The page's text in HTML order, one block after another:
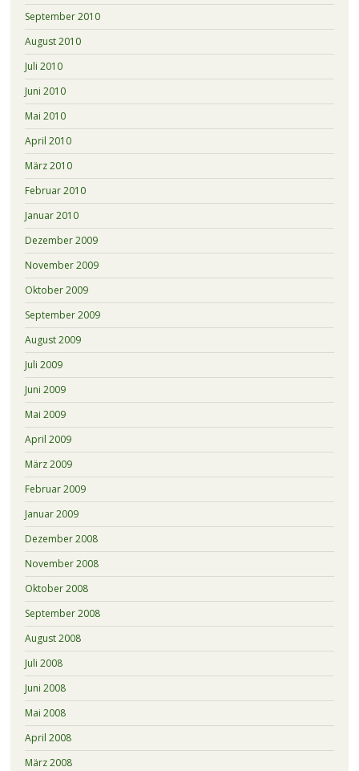
September 2010
August 2010
Juli 2010
Juni 2010
Mai 2010
April 2010
März 2010
Februar 2010
Januar 2010
Dezember 2009
November 2009
Oktober 2009
September 2009
August 2009
Juli 2009
Juni 2009
Mai 2009
April 2009
März 2009
Februar 2009
Januar 2009
Dezember 2008
November 2008
Oktober 2008
September 2008
August 2008
Juli 2008
Juni 2008
Mai 2008
April 2008
März 2008